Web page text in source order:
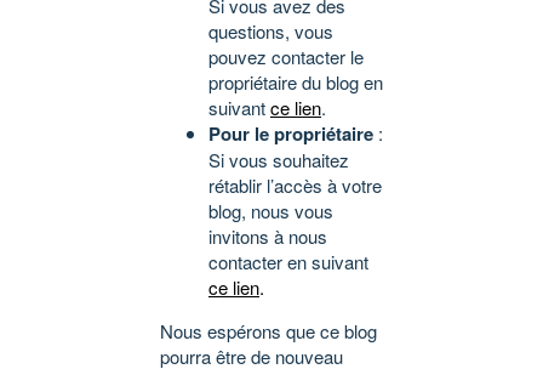
Si vous avez des
questions, vous
pouvez contacter le
propriétaire du blog en
suivantce lien.
Pour le propriétaire :
Si vous souhaitez
rétablir l’accès à votre
blog, nous vous
invitons à nous
contacter en suivant
ce lien.
Nous espérons que ce blog
pourra être de nouveau